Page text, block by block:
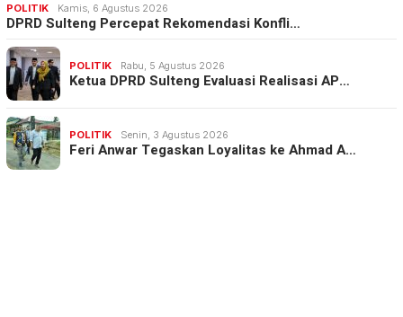
POLITIK Kamis, 6 Agustus 2026
DPRD Sulteng Percepat Rekomendasi Konfli…
POLITIK Rabu, 5 Agustus 2026
Ketua DPRD Sulteng Evaluasi Realisasi AP…
POLITIK Senin, 3 Agustus 2026
Feri Anwar Tegaskan Loyalitas ke Ahmad A…